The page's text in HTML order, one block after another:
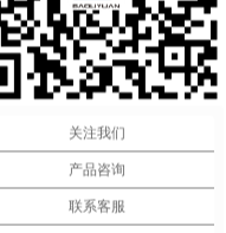
关注我们
产品咨询
联系客服